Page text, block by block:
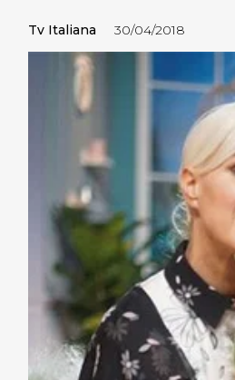
Tv Italiana 30/04/2018